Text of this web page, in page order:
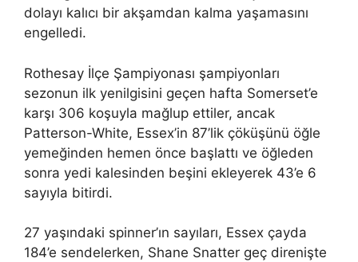
dolayı kalıcı bir akşamdan kalma yaşamasını
engelledi.
Rothesay İlçe Şampiyonası şampiyonları
sezonun ilk yenilgisini geçen hafta Somerset’e
karşı 306 koşuyla mağlup ettiler, ancak
Patterson-White, Essex’in 87’lik çöküşünü öğle
yemeğinden hemen önce başlattı ve öğleden
sonra yedi kalesinden beşini ekleyerek 43’e 6
sayıyla bitirdi.
27 yaşındaki spinner’ın sayıları, Essex çayda
184’e sendelerken, Shane Snatter geç direnişte